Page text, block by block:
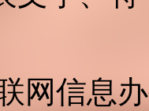
网信息